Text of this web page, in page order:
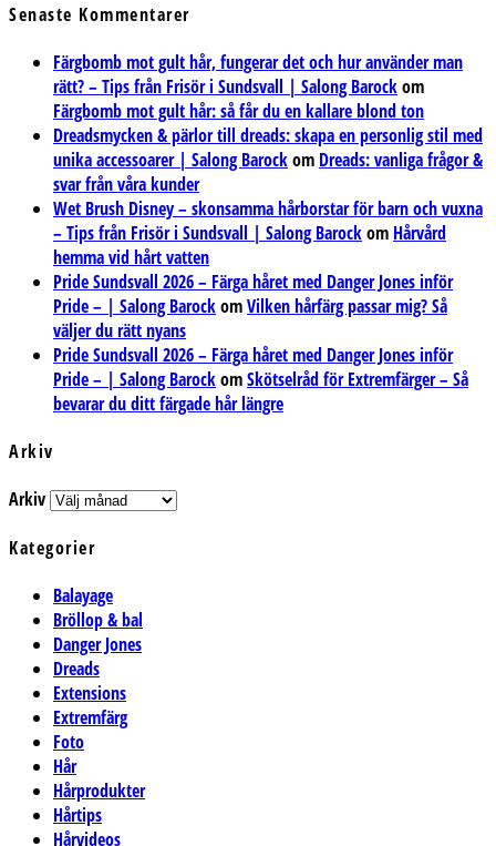
Senaste Kommentarer
Färgbomb mot gult hår, fungerar det och hur använder man
rätt? – Tips från Frisör i Sundsvall | Salong Barockom
Färgbomb mot gult hår: så får du en kallare blond ton
Dreadsmycken & pärlor till dreads: skapa en personlig stil med
unika accessoarer | Salong Barockom Dreads: vanliga frågor &
svar från våra kunder
Wet Brush Disney – skonsamma hårborstar för barn och vuxna
– Tips från Frisör i Sundsvall | Salong Barockom Hårvård
hemma vid hårt vatten
Pride Sundsvall 2026 – Färga håret med Danger Jones inför
Pride – | Salong BarockomVilken hårfärg passar mig? Så
väljer du rätt nyans
Pride Sundsvall 2026 – Färga håret med Danger Jones inför
Pride – | Salong BarockomSkötselråd för Extremfärger – Så
bevarar du ditt färgade hår längre
Arkiv
Arkiv
Kategorier
Balayage
Bröllop & bal
Danger Jones
Dreads
Extensions
Extremfärg
Foto
Hår
Hårprodukter
Hårtips
Hårvideos